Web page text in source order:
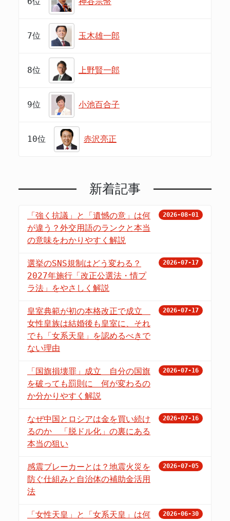
7位 玉木雄一郎
8位 上野賢一郎
9位 小池百合子
10位 赤沢亮正
新着記事
「強く抗議」と「遺憾の意」は何
が違う？外交用語のランクと本当
の意味をわかりやすく解説
2026-08-01
選挙のSNS規制はどう変わる？
2027年施行「改正公選法・情プ
ラ法」をやさしく解説
2026-07-17
皇室典範が初の本格改正で成立
女性皇族は結婚後も皇室に、それ
でも「女系天皇」を認めるべきで
ない理由
2026-07-17
「国旗損壊罪」成立 自分の国旗
を破っても罰則に 何が変わるの
か分かりやすく解説
2026-07-16
なぜ中国とロシアは金を買い続け
るのか 「脱ドル化」の裏にある
本当の狙い
2026-07-16
感震ブレーカーとは？地震火災を
防ぐ仕組みと自治体の補助金活用
法
2026-07-05
「女性天皇」と「女系天皇」は何
2026-06-30